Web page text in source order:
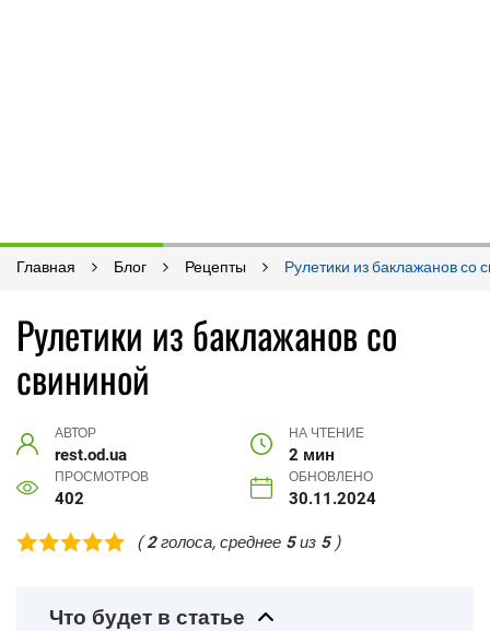
Главная Блог Рецепты Рулетики из баклажанов со
Рулетики из баклажанов со
свининой
АВТОР
rest.od.ua
НА ЧТЕНИЕ
2 мин
ПРОСМОТРОВ
402
ОБНОВЛЕНО
30.11.2024
(2голоса, среднее 5из 5)
Что будет в статье